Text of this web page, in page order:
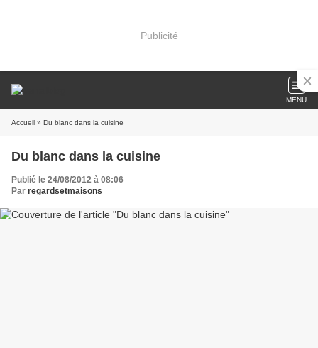
Publicité
MENU
Accueil » Du blanc dans la cuisine
Du blanc dans la cuisine
Publié le 24/08/2012 à 08:06
Par regardsetmaisons